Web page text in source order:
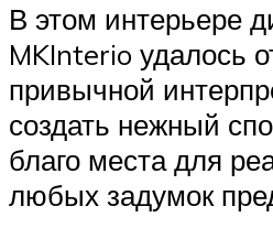
В этом интерьере
MKInterio удалось
привычной
создать нежный
благо места для
любых задумок